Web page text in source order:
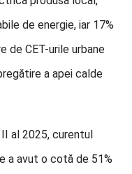
de energie, iar 17%
de CET-urile urbane
a apei calde
al 2025, curentul
a avut o cotă de 51%